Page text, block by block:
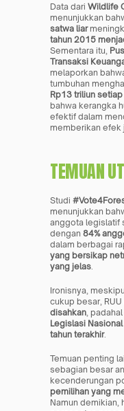
Data dari Wildlife
menunjukkan
satwa liar
tahun 2015
Sementara itu,
Transaksi
melaporkan
Rp13 triliun setiap
bahwa kerangka
efektif dalam
memberikan efek
TEMUAN
Studi
menunjukkan
anggota legislatif
dengan 84%
dalam berbagai
yang bersikap
yang jelas
Ironisnya,
cukup besar,
disahkan ,
Legislasi
tahun terakhir.
Temuan penting
sebagian besar
kecenderungan
pemilihan yang
Namun demikian,